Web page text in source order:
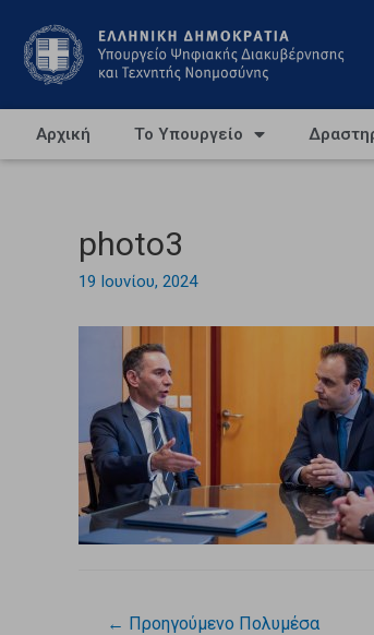
Αρχική Το Υπουργείο
photo3
19 Ιουνίου, 2024
← Προηγούμενο Πολυμέσα